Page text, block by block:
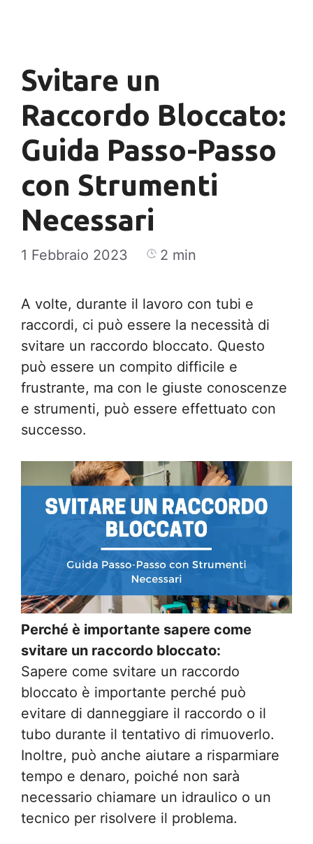
Svitare un
Raccordo Bloccato:
Guida Passo-Passo
con Strumenti
Necessari
1 Febbraio 2023 2 min
A volte, durante il lavoro con tubi e
raccordi, ci può essere la necessità di
svitare un raccordo bloccato. Questo
può essere un compito difficile e
frustrante, ma con le giuste conoscenze
e strumenti, può essere effettuato con
successo.
Perché è importante sapere come
svitare un raccordo bloccato:
Sapere come svitare un raccordo
bloccato è importante perché può
evitare di danneggiare il raccordo o il
tubo durante il tentativo di rimuoverlo.
Inoltre, può anche aiutare a risparmiare
tempo e denaro, poiché non sarà
necessario chiamare un idraulico o un
tecnico per risolvere il problema.